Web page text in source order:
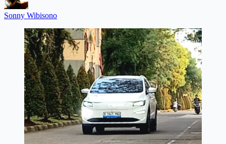
Sonny Wibisono